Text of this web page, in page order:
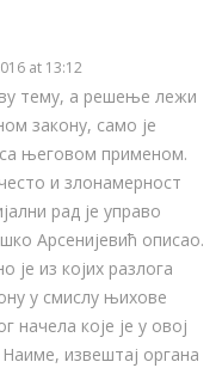
at 13:12
тему, а решење лежи
закону, само је
његовом применом.
и злонамерност
рад је управо
Арсенијевић описао.
је из којих разлога
у смислу њихове
начела које је у овој
извештај органа